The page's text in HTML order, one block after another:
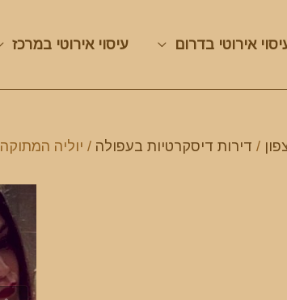
אירוטי בדרום עיסוי אירוטי במרכז
/ דירות דיסקרטיות בעפולה / יוליה המתוקה